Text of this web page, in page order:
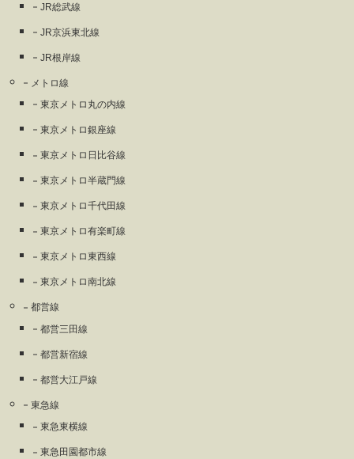
JR総武線
JR京浜東北線
JR根岸線
メトロ線
東京メトロ丸の内線
東京メトロ銀座線
東京メトロ日比谷線
東京メトロ半蔵門線
東京メトロ千代田線
東京メトロ有楽町線
東京メトロ東西線
東京メトロ南北線
都営線
都営三田線
都営新宿線
都営大江戸線
東急線
東急東横線
東急田園都市線